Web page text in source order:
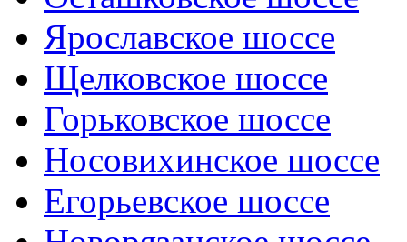
Ярославское шоссе
Щелковское шоссе
Горьковское шоссе
Носовихинское шоссе
Егорьевское шоссе